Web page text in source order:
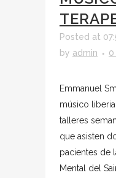
Posted at
by admin 0
Emmanuel
músico
talleres
que asisten
pacientes de
Mental del